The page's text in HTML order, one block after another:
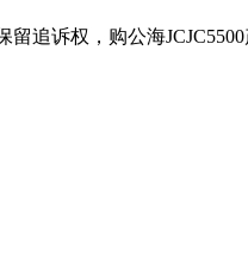
追诉权，购公海